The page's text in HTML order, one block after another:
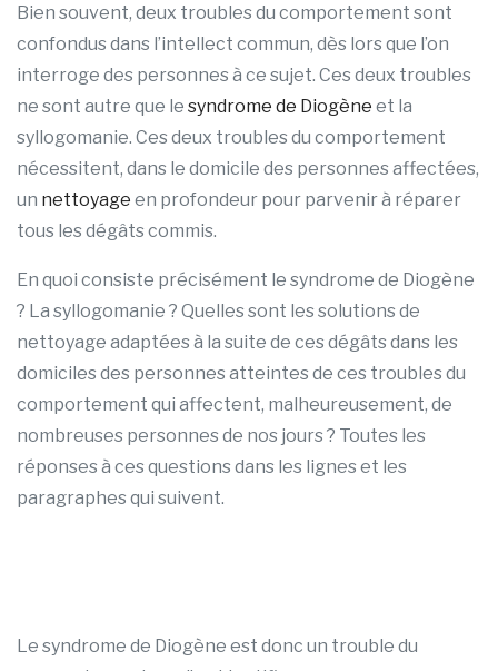
Bien souvent, deux troubles du comportement sont
confondus dans l’intellect commun, dès lors que l’on
interroge des personnes à ce sujet. Ces deux troubles
ne sont autre que le syndrome de Diogène et la
syllogomanie. Ces deux troubles du comportement
nécessitent, dans le domicile des personnes affectées,
un nettoyage en profondeur pour parvenir à réparer
tous les dégâts commis.
En quoi consiste précisément le syndrome de Diogène
? La syllogomanie ? Quelles sont les solutions de
nettoyage adaptées à la suite de ces dégâts dans les
domiciles des personnes atteintes de ces troubles du
comportement qui affectent, malheureusement, de
nombreuses personnes de nos jours ? Toutes les
réponses à ces questions dans les lignes et les
paragraphes qui suivent.
Le syndrome de Diogène est donc un trouble du